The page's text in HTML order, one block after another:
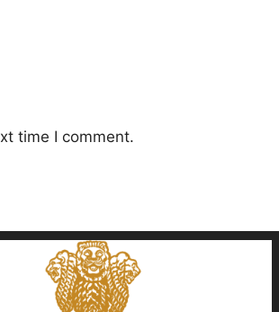
time I comment.